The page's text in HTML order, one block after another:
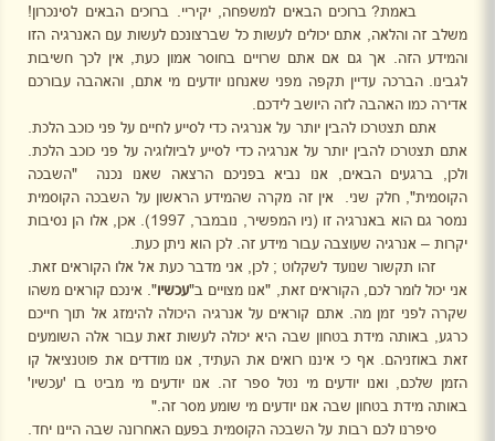
באמת? ברוכים הבאים למשפחה, יקיריי. ברוכים הבאים לסינכרון!
משלב זה והלאה, אתם יכולים לעשות כל שברצונכם לעשות עם האנרגיה הזו
והמידע הזה. אך גם אם אתם שרויים בחוסר אמון כעת, אין לכך חשיבות
לגבינו. הברכה עדיין תקפה מפני שאנחנו יודעים מי אתם, והאהבה עבורכם
אדירה כמו האהבה לזה היושב לידכם.
אתם תצטרכו להבין יותר על אנרגיה כדי לסייע לחיים על פני כוכב הלכת.
אתם תצטרכו להבין יותר על אנרגיה כדי לסייע לביולוגיה על פני כוכב הלכת.
ולכן, ברגעים הבאים, אנו נביא בפניכם הרצאה שאנו נכנה
"השבכה
הקוסמית", חלק שני.
אין זה מקרה שהמידע הראשון על השבכה הקוסמית
נמסר גם הוא באנרגיה זו (ניו המפשיר, נובמבר, 1997). אכן, אלו הן נסיבות
יקרות – אנרגיה שעוצבה עבור מידע זה. לכן הוא ניתן כעת.
זהו תקשור שנועד לשקלוט ; לכן, אני מדבר כעת אל אלו הקוראים זאת.
אני יכול לומר לכם, הקוראים זאת, "אנו מצויים ב"עכשיו". אינכם קוראים משהו
שקרה לפני זמן מה. אתם קוראים על אנרגיה היכולה להימזג אל תוך חייכם
כרגע, באותה מידת בטחון שבה היא יכולה לעשות זאת עבור אלה השומעים
זאת באוזניהם. אף כי איננו רואים את העתיד, אנו מודדים את פוטנציאל קו
הזמן שלכם, ואנו יודעים מי נטל ספר זה. אנו יודעים מי מביט בו 'עכשיו'
באותה מידת בטחון שבה אנו יודעים מי שומע מסר זה."
סיפרנו לכם רבות על השבכה הקוסמית בפעם האחרונה שבה היינו יחד.